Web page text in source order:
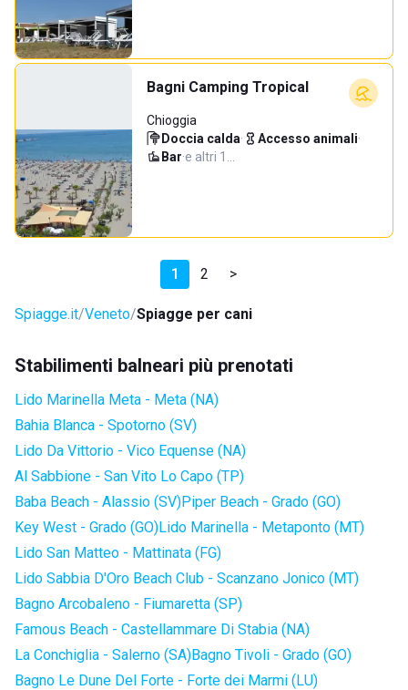
Bagni Camping Tropical
Chioggia
Doccia calda· Accesso animali·
Bar·e altri 1…
1 2 >
Spiagge.it Veneto Spiagge per cani
Stabilimenti balneari più prenotati
Lido Marinella Meta - Meta (NA)
Bahia Blanca - Spotorno (SV)
Lido Da Vittorio - Vico Equense (NA)
Al Sabbione - San Vito Lo Capo (TP)
Baba Beach - Alassio (SV)Piper Beach - Grado (GO)
Key West - Grado (GO)Lido Marinella - Metaponto (MT)
Lido San Matteo - Mattinata (FG)
Lido Sabbia D'Oro Beach Club - Scanzano Jonico (MT)
Bagno Arcobaleno - Fiumaretta (SP)
Famous Beach - Castellammare Di Stabia (NA)
La Conchiglia - Salerno (SA)Bagno Tivoli - Grado (GO)
Bagno Le Dune Del Forte - Forte dei Marmi (LU)